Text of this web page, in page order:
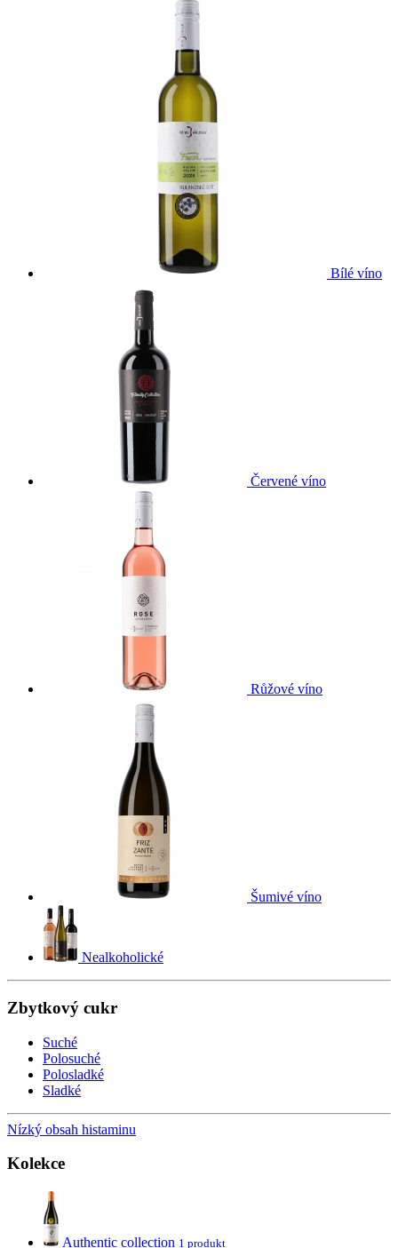
Bílé víno
Červené víno
Růžové víno
Šumivé víno
Nealkoholické
Zbytkový cukr
Suché
Polosuché
Polosladké
Sladké
Nízký obsah histaminu
Kolekce
Authentic collection 1 produkt